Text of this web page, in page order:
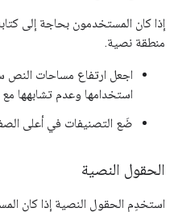
إذا كان المستخدمون بحاجة إلى
منطقة نصية.
اجعل ارتفاع مساحات النص
استخدامها وعدم تشابهها
ضَع التصنيفات في أعلى
الحقول النصية
استخدِم الحقول النصية إذا كان